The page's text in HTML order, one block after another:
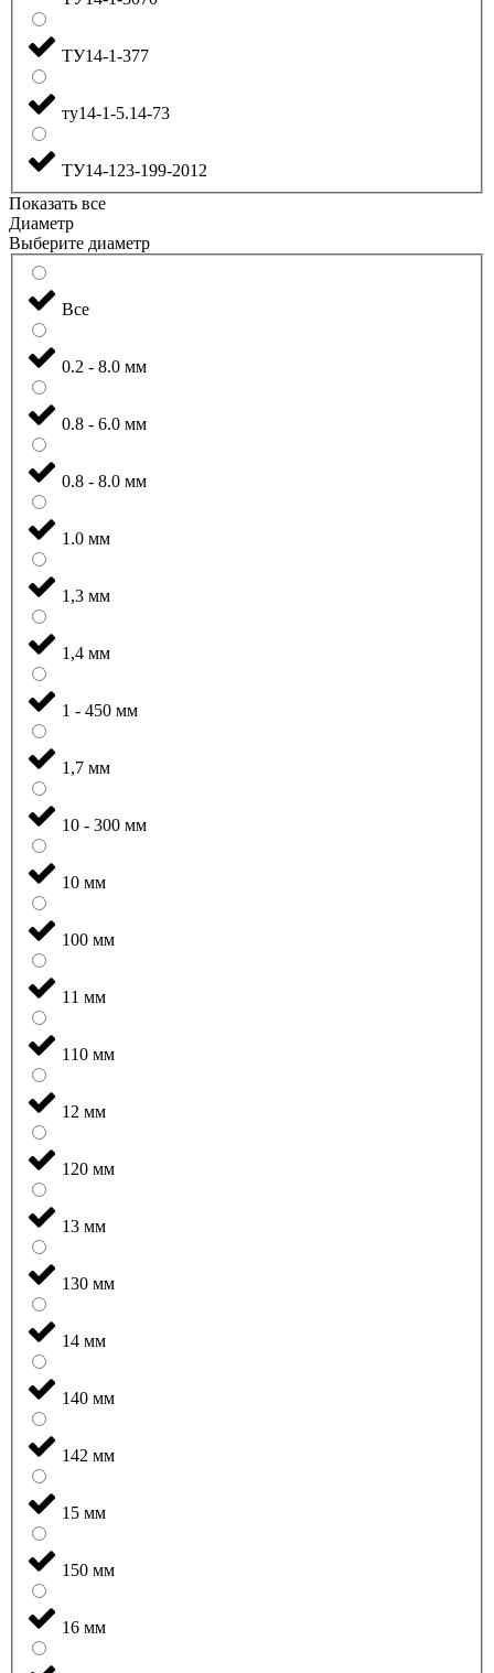
ТУ14-1-377
ту14-1-5.14-73
ТУ14-123-199-2012
Показать все
Диаметр
Выберите диаметр
Все
0.2 - 8.0 мм
0.8 - 6.0 мм
0.8 - 8.0 мм
1.0 мм
1,3 мм
1,4 мм
1 - 450 мм
1,7 мм
10 - 300 мм
10 мм
100 мм
11 мм
110 мм
12 мм
120 мм
13 мм
130 мм
14 мм
140 мм
142 мм
15 мм
150 мм
16 мм